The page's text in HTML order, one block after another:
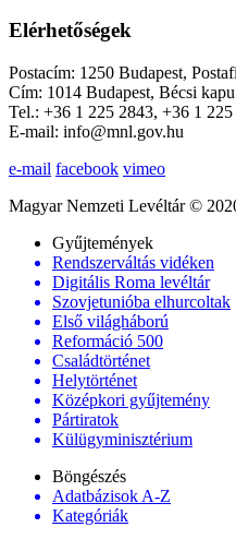
Elérhetőségek
Postacím: 1250 Budapest,
Cím: 1014 Budapest, Bécsi
Tel.: +36 1 225 2843, +36 1
E-mail: info@mnl.gov.hu
e-mail facebook vimeo
Magyar Nemzeti Levéltár ©
Gyűjtemények
Rendszerváltás vidéken
Digitális Roma levéltár
Szovjetunióba elhurcoltak
Első világháború
Reformáció 500
Családtörténet
Helytörténet
Középkori gyűjtemény
Pártiratok
Külügyminisztérium
Böngészés
Adatbázisok A-Z
Kategóriák